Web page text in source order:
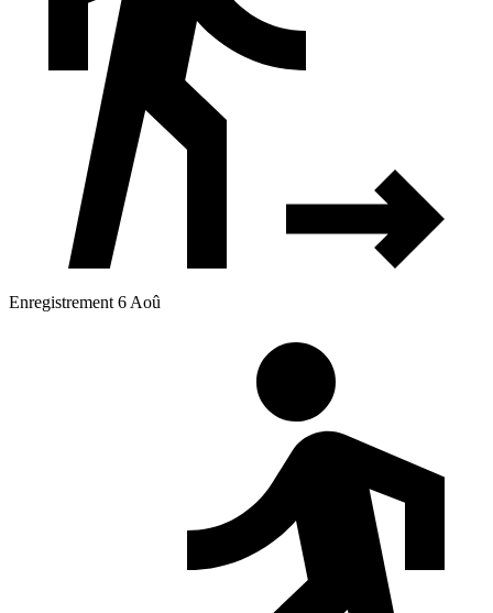
Enregistrement 6 Aoû